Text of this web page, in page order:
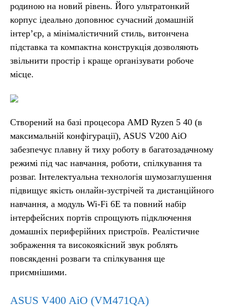
родиною на новий рівень. Його ультратонкий
корпус ідеально доповнює сучасний домашній
інтер’єр, а мінімалістичний стиль, витончена
підставка та компактна конструкція дозволяють
звільнити простір і краще організувати робоче
місце.
Створений на базі процесора AMD Ryzen 5 40 (в
максимальній конфігурації), ASUS V200 AiO
забезпечує плавну й тиху роботу в багатозадачному
режимі під час навчання, роботи, спілкування та
розваг. Інтелектуальна технологія шумозаглушення
підвищує якість онлайн-зустрічей та дистанційного
навчання, а модуль Wi-Fi 6E та повний набір
інтерфейсних портів спрощують підключення
домашніх периферійних пристроїв. Реалістичне
зображення та високоякісний звук роблять
повсякденні розваги та спілкування ще
приємнішими.
ASUS V400 AiO (VM471QA)